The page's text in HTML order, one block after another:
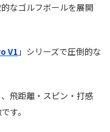
なゴルフボールを展開
V1 」シリーズで圧倒的な
飛距離・スピン・打感
す。